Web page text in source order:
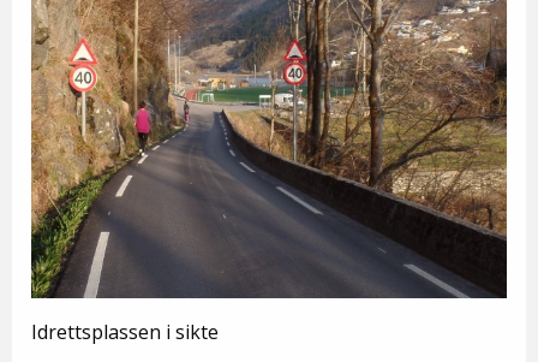
Idrettsplassen i sikte